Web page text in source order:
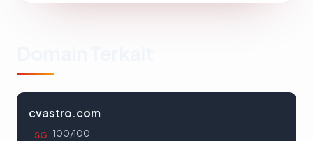
cvastro.com
SG 100/100